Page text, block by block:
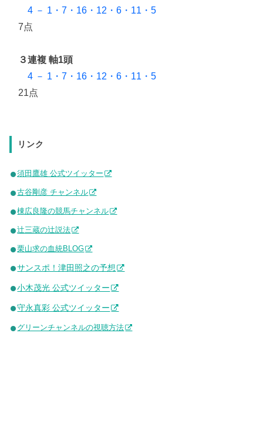
4 － 1・7・16・12・6・11・5
7点
３連複 軸1頭
4 － 1・7・16・12・6・11・5
21点
リンク
須田鷹雄 公式ツイッター
古谷剛彦 チャンネル
棟広良隆の競馬チャンネル
辻三蔵の辻説法
栗山求の血統BLOG
サンスポ！津田照之の予想
小木茂光 公式ツイッター
守永真彩 公式ツイッター
グリーンチャンネルの視聴方法